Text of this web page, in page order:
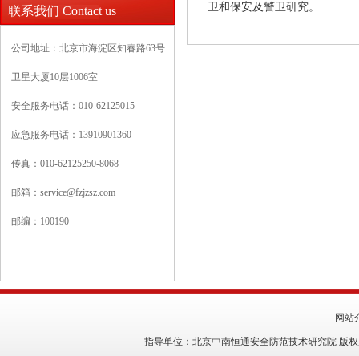
联系我们 Contact us
公司地址：北京市海淀区知春路63号
卫星大厦10层1006室
安全服务电话：010-62125015
应急服务电话：13910901360
传真：010-62125250-8068
邮箱： service@fzjzsz.com
邮编：100190
卫和保安及警卫研究。
网站
指导单位：北京中南恒通安全防范技术研究院 版